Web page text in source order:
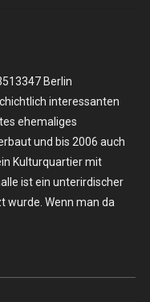
Berlin
interessanten
ehemaliges
und bis 2006 auch
Kulturquartier mit
ist ein unterirdischer
wurde. Wenn man da